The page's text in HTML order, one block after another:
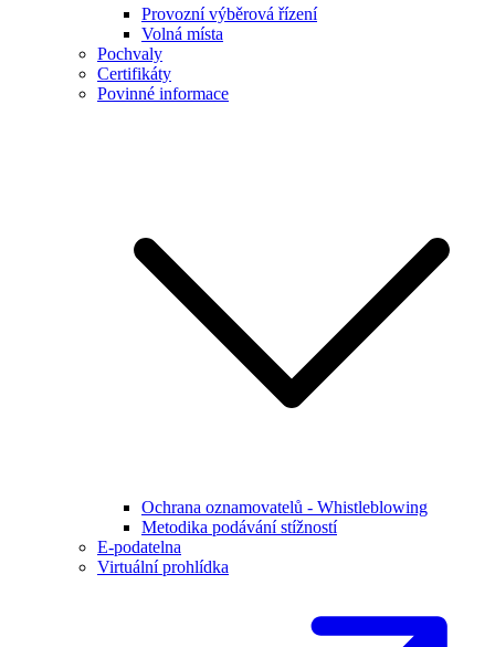
Provozní výběrová řízení
Volná místa
Pochvaly
Certifikáty
Povinné informace
Ochrana oznamovatelů - Whistleblowing
Metodika podávání stížností
E-podatelna
Virtuální prohlídka